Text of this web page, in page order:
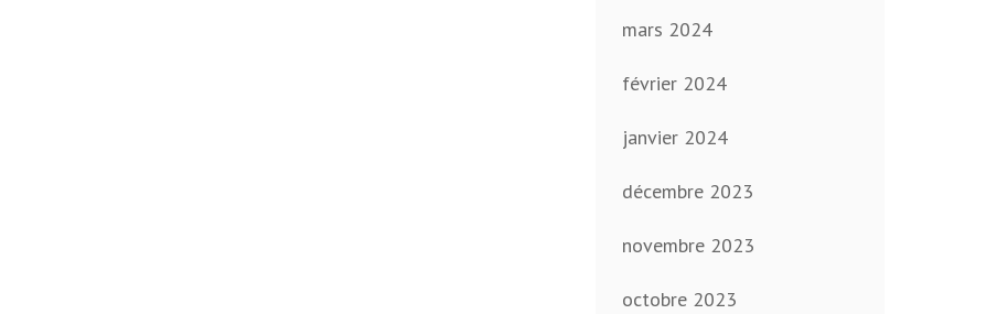
mars 2024
février 2024
janvier 2024
décembre 2023
novembre 2023
octobre 2023